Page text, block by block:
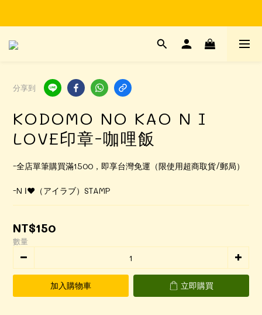
Time to enjoy STATIONERY!
分享到
KODOMO NO KAO N I
LOVE印章-咖哩飯
-全店單筆購買滿1500，即享台灣免運（限使用超商取貨/郵局）
-N Ⅰ♥（アイラブ）STAMP
NT$150
數量
加入購物車 立即購買